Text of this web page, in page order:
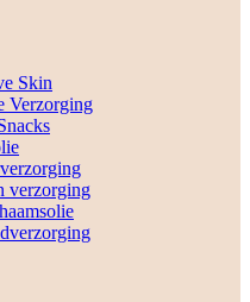
Skin
Verzorging
verzorging